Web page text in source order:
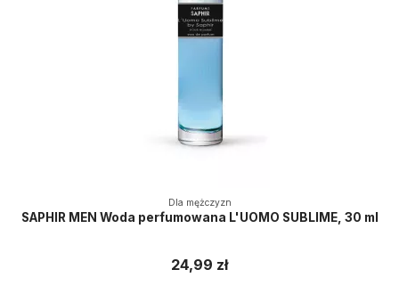
Dla mężczyzn
SAPHIR MEN Woda perfumowana L'UOMO SUBLIME, 30 ml
24,99 zł